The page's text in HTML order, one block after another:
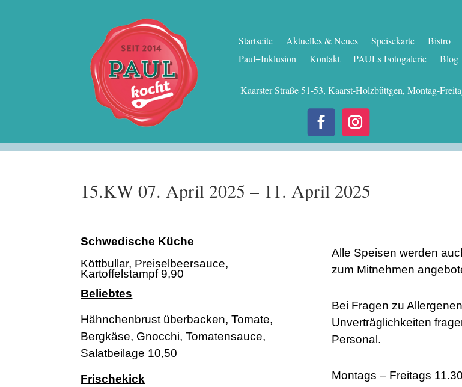
Startseite Aktuelles & Neues Speisekarte Bistro
Paul+Inklusion
Kontakt PAULs Fotogalerie Blog
Kaarster Straße 51-53, Kaarst-Holzbüttgen, Montag-
15.KW 07. April 2025 – 11. April 2025
Schwedische Küche
Köttbullar, Preiselbeersauce,
Kartoffelstampf 9,90
Beliebtes
Hähnchenbrust überbacken, Tomate,
Bergkäse, Gnocchi, Tomatensauce,
Salatbeilage 10,50
Frischekick
Alle Speisen werden
zum Mitnehmen
Bei Fragen zu
Unverträglichkeiten
Personal.
Montags – Freitags